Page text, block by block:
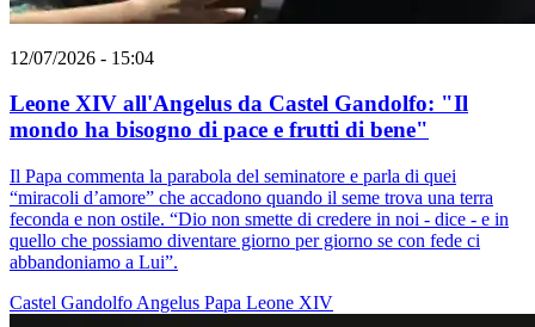
12/07/2026 - 15:04
Leone XIV all'Angelus da Castel Gandolfo: "Il
mondo ha bisogno di pace e frutti di bene"
Il Papa commenta la parabola del seminatore e parla di quei
“miracoli d’amore” che accadono quando il seme trova una terra
feconda e non ostile. “Dio non smette di credere in noi - dice - e in
quello che possiamo diventare giorno per giorno se con fede ci
abbandoniamo a Lui”.
Castel Gandolfo Angelus Papa Leone XIV